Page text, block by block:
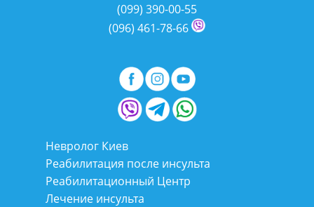
(099) 390-00-55
(096) 461-78-66
Невролог Киев
Реабилитация после инсульта
Реабилитационный Центр
Лечение инсульта